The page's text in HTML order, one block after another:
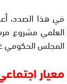
في هذا الصدد،
العلمي مشروع
المجلس الحكومي
معيار